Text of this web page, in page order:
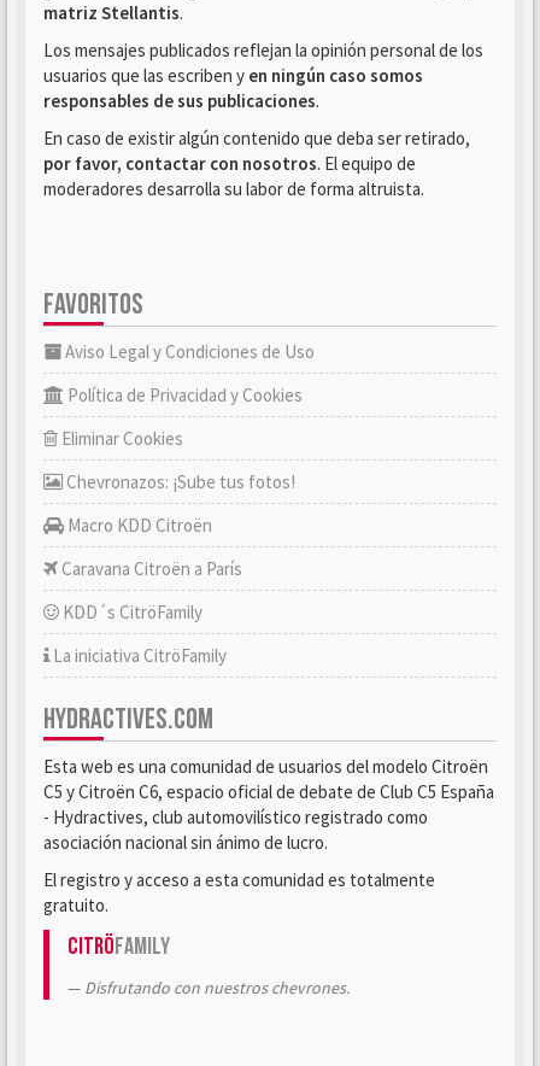
matriz Stellantis.
Los mensajes publicados reflejan la opinión personal de los
usuarios que las escriben y en ningún caso somos
responsables de sus publicaciones.
En caso de existir algún contenido que deba ser retirado,
por favor, contactar con nosotros. El equipo de
moderadores desarrolla su labor de forma altruista.
FAVORITOS
Aviso Legal y Condiciones de Uso
Política de Privacidad y Cookies
Eliminar Cookies
Chevronazos: ¡Sube tus fotos!
Macro KDD Citroën
Caravana Citroën a París
KDD´s CitröFamily
La iniciativa CitröFamily
HYDRACTIVES.COM
Esta web es una comunidad de usuarios del modelo Citroën
C5 y Citroën C6, espacio oficial de debate de Club C5 España
- Hydractives, club automovilístico registrado como
asociación nacional sin ánimo de lucro.
El registro y acceso a esta comunidad es totalmente
gratuito.
CitröFamily
Disfrutando con nuestros chevrones.